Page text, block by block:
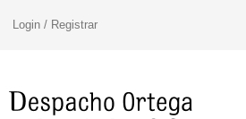
Login / Registrar